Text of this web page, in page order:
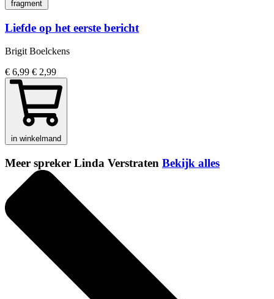
fragment
Liefde op het eerste bericht
Brigit Boelckens
€ 6,99 € 2,99
in winkelmand
Meer spreker Linda Verstraten Bekijk alles